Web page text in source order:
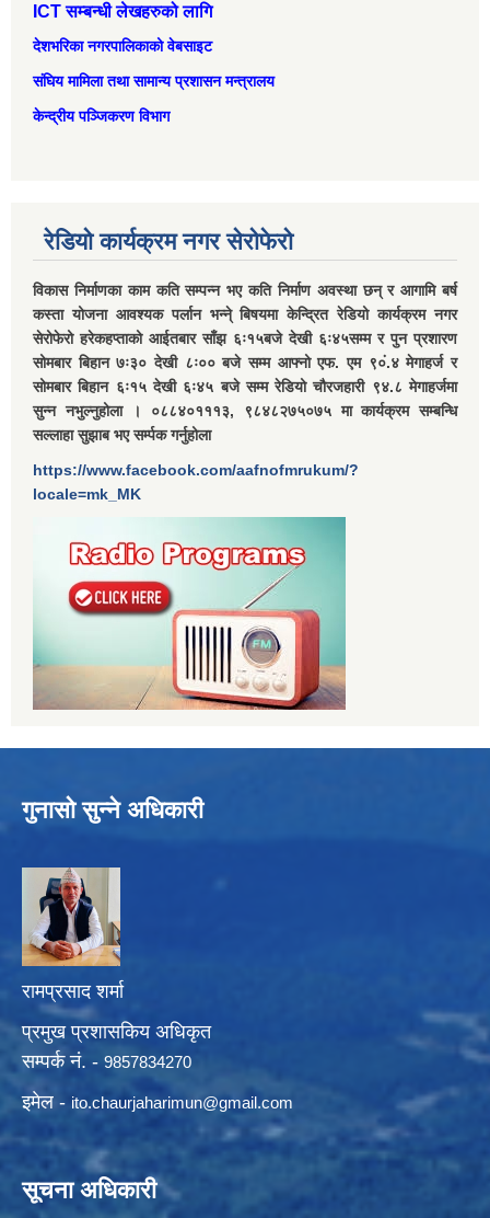
ICT सम्बन्धी लेखहरुको लागि
देशभरिका नगरपालिकाको वेबसाइट
संघिय मामिला तथा सामान्‍य प्रशासन मन्त्रालय
केन्द्रीय पञ्जिकरण विभाग
रेडियो कार्यक्रम नगर सेरोफेरो
विकास निर्माणका काम कति सम्पन्न भए कति निर्माण अवस्था छन् र आगामि बर्ष
कस्ता योजना आवश्यक पर्लान भन्ने् बिषयमा केन्द्रित रेडियो कार्यक्रम नगर
सेरोफेरो हरेकहप्ताको आईतबार साँझ ६ः१५बजे देखी ६ः४५सम्म र पुन प्रशारण
सोमबार बिहान ७ः३० देखी ८ः०० बजे सम्म आफ्नो एफ. एम ९०ं.४ मेगाहर्ज र
सोमबार बिहान ६ः१५ देखी ६ः४५ बजे सम्म रेडियो चौरजहारी ९४.८ मेगाहर्जमा
सुन्न नभुल्नुहोला । ०८८४०१११३, ९८४८२७५०७५ मा कार्यक्रम सम्बन्धि
सल्लाहा सुझाब भए सर्म्पक गर्नुहोला
https://www.facebook.com/aafnofmrukum/?
locale=mk_MK
गुनासो सुन्ने अधिकारी
रामप्रसाद शर्मा
प्रमुख प्रशासकिय अधिकृत
सम्पर्क नं. - 9857834270
इमेल - ito.chaurjaharimun@gmail.com
सूचना अधिकारी